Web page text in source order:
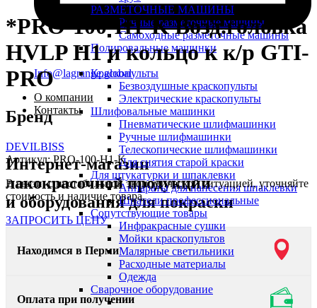
Info@lagrange.global
О компании
Контакты
Интернет-магазин
лакокрасочной продукции
и оборудования для покраски
РАЗМЕТОЧНЫЕ МАШИНЫ
Ручные разметочные машины
Самоходные разметочные машины
Полировальные машинки
Краскопульты
Безвоздушные краскопульты
Электрические краскопульты
Шлифовальные машинки
Пневматические шлифмашинки
Ручные шлифмашинки
Телескопические шлифмашинки
Для снятия старой краски
Для штукатурки и шпаклевки
Аппараты для нанесения шпаклевки
Шпатели профессиональные
Сопутствующие товары
Инфракрасные сушки
Мойки краскопультов
Малярные светильники
Расходные материалы
Одежда
Сварочное оборудование
*PRO-100-H1-K Возд.головка
HVLP H1 и кольцо к к/р GTI-
PRO
Бренд
DEVILBISS
Артикул:PRO-100-H1-K
В связи, с нестабильной экономической ситуацией, уточняйте
стоимость и наличие товара.
ЗАПРОСИТЬ ЦЕНУ
Находимся в Перми
Оплата при получении